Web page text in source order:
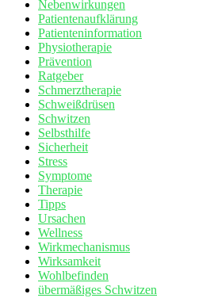
Nebenwirkungen
Patientenaufklärung
Patienteninformation
Physiotherapie
Prävention
Ratgeber
Schmerztherapie
Schweißdrüsen
Schwitzen
Selbsthilfe
Sicherheit
Stress
Symptome
Therapie
Tipps
Ursachen
Wellness
Wirkmechanismus
Wirksamkeit
Wohlbefinden
übermäßiges Schwitzen